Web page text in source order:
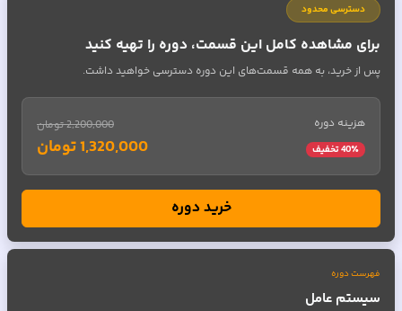
دسترسی محدود
برای مشاهده کامل این قسمت، دوره را تهیه کنید
پس از خرید، به همه قسمت‌های این دوره دسترسی خواهید داشت.
هزینه دوره
40٪ تخفیف
2,200,000 تومان
1,320,000 تومان
خرید دوره
فهرست دوره
سیستم عامل